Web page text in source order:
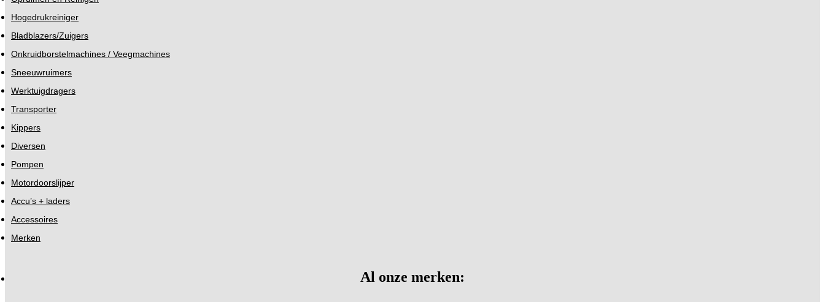
Hogedrukreiniger
Bladblazers/Zuigers
Onkruidborstelmachines / Veegmachines
Sneeuwruimers
Werktuigdragers
Transporter
Kippers
Diversen
Pompen
Motordoorslijper
Accu’s + laders
Accessoires
Merken
Al onze merken: